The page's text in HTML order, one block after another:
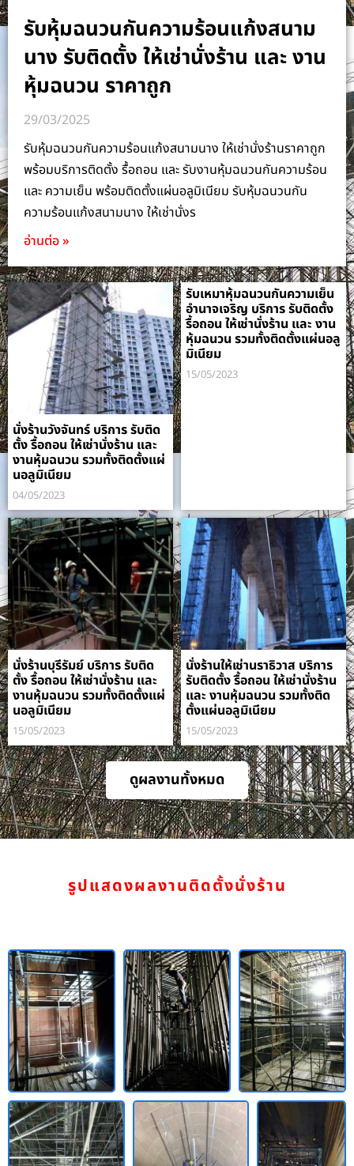
รับหุ้มฉนวนกันความร้อนแก้งสนาม
นาง รับติดตั้ง ให้เช่านั่งร้าน และ งาน
หุ้มฉนวน ราคาถูก
29/03/2025
รับหุ้มฉนวนกันความร้อนแก้งสนามนาง ให้เช่านั่งร้านราคาถูก
พร้อมบริการติดตั้ง รื้อถอน และ รับงานหุ้มฉนวนกันความร้อน
และ ความเย็น พร้อมติดตั้งแผ่นอลูมิเนียม รับหุ้มฉนวนกัน
ความร้อนแก้งสนามนาง ให้เช่านั่งร
อ่านต่อ »
นั่งร้านวังจันทร์ บริการ รับติด
ตั้ง รื้อถอน ให้เช่านั่งร้าน และ
งานหุ้มฉนวน รวมทั้งติดตั้งแผ่
นอลูมิเนียม
04/05/2023
รับเหมาหุ้มฉนวนกันความเย็น
อำนาจเจริญ บริการ รับติดตั้ง
รื้อถอน ให้เช่านั่งร้าน และ งาน
หุ้มฉนวน รวมทั้งติดตั้งแผ่นอลู
มิเนียม
15/05/2023
นั่งร้านบุรีรัมย์ บริการ รับติด
ตั้ง รื้อถอน ให้เช่านั่งร้าน และ
งานหุ้มฉนวน รวมทั้งติดตั้งแผ่
นอลูมิเนียม
15/05/2023
นั่งร้านให้เช่านราธิวาส บริการ
รับติดตั้ง รื้อถอน ให้เช่านั่งร้าน
และ งานหุ้มฉนวน รวมทั้งติด
ตั้งแผ่นอลูมิเนียม
15/05/2023
ดูผลงานทั้งหมด
รูปแสดงผลงานติดตั้งนั่งร้าน